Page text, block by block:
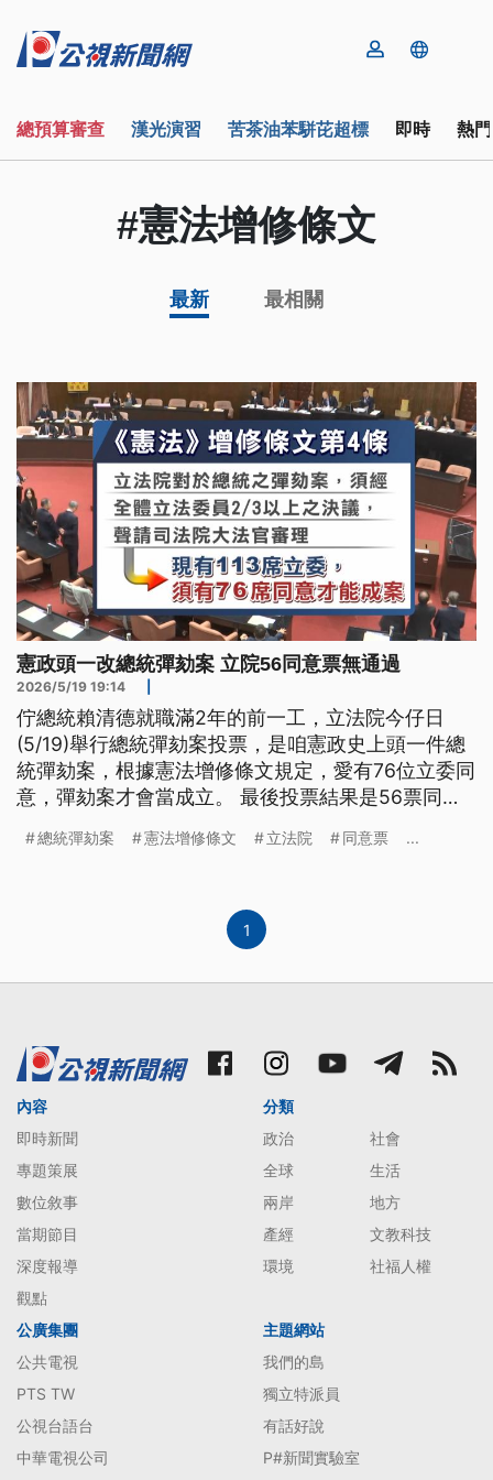
總預算審查 漢光演習 苦茶油苯駢芘超標 即時 熱
#憲法增修條文
最新 最相關
憲政頭一改總統彈劾案 立院56同意票無通過
2026/5/19 19:14
佇總統賴清德就職滿2年的前一工，立法院今仔日
(5/19)舉行總統彈劾案投票，是咱憲政史上頭一件總
統彈劾案，根據憲法增修條文規定，愛有76位立委同
意，彈劾案才會當成立。 最後投票結果是56票同
言為台語文）
總統彈劾案 憲法增修條文 立法院 同意票 ...
1
內容
即時新聞
專題策展
數位敘事
當期節目
深度報導
觀點
分類
政治
社會
全球
生活
兩岸
地方
產經
文教科技
環境
社福人權
公廣集團
公共電視
PTS TW
公視台語台
中華電視公司
主題網站
我們的島
獨立特派員
有話好說
P#新聞實驗室